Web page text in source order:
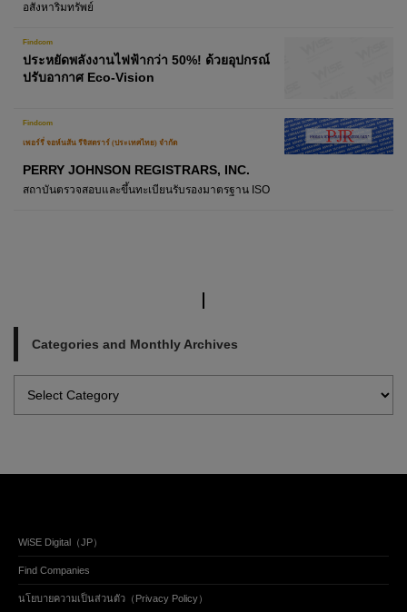
อสังหาริมทรัพย์
Findcom
ประหยัดพลังงานไฟฟ้ากว่า 50%! ด้วยอุปกรณ์
ปรับอากาศ Eco-Vision
Findcom
เพอร์รี่ จอห์นสัน รีจิสตราร์ (ประเทศไทย) จำกัด
PERRY JOHNSON REGISTRARS, INC.
สถาบันตรวจสอบและขึ้นทะเบียนรับรองมาตรฐาน ISO
Categories and Monthly Archives
WiSE Digital（JP）
Find Companies
นโยบายความเป็นส่วนตัว（Privacy Policy）